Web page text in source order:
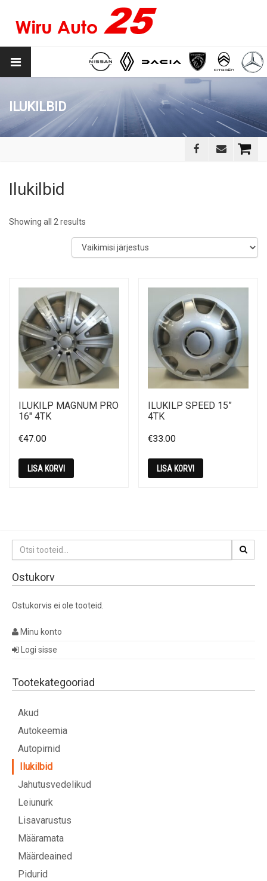
ILUKILBID
Ilukilbid
Showing all 2 results
ILUKILP MAGNUM PRO
16″ 4TK
€47.00
LISA KORVI
ILUKILP SPEED 15”
4TK
€33.00
LISA KORVI
Otsi:
Ostukorv
Ostukorvis ei ole tooteid.
Minu konto
Logi sisse
Tootekategooriad
Akud
Autokeemia
Autopirnid
Ilukilbid
Jahutusvedelikud
Leiunurk
Lisavarustus
Määramata
Määrdeained
Pidurid